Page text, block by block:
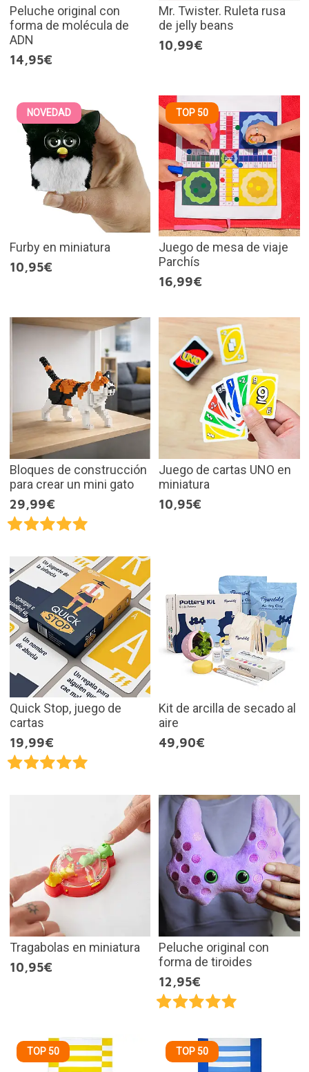
Peluche original con
forma de molécula de
ADN
14,95€
Mr. Twister. Ruleta rusa
de jelly beans
10,99€
NOVEDAD
Furby en miniatura
10,95€
TOP 50
Juego de mesa de viaje
Parchís
16,99€
Bloques de construcción
para crear un mini gato
29,99€
Juego de cartas UNO en
miniatura
10,95€
Quick Stop, juego de
cartas
19,99€
Kit de arcilla de secado al
aire
49,90€
Tragabolas en miniatura
10,95€
Peluche original con
forma de tiroides
12,95€
TOP 50 TOP 50